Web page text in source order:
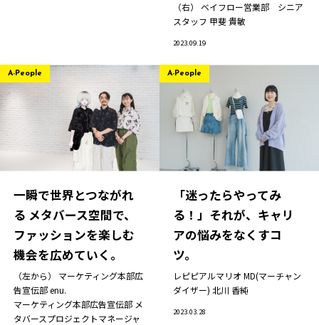
（右） ベイフロー営業部 シニア
スタッフ 甲斐 貴敏
2023.09.19
一瞬で世界とつながれ
る メタバース空間で、
ファッションを楽しむ
機会を広めていく。
A-People
（左から） マーケティング本部広
告宣伝部enu.
マーケティング本部広告宣伝部 メ
タバースプロジェクトマネージャ
「迷ったらやってみ
る！」それが、キャリ
アの悩みをなくすコ
ツ。
A-People
レピピアルマリオ MD(マーチャン
ダイザー)北川 香純
2023.03.28